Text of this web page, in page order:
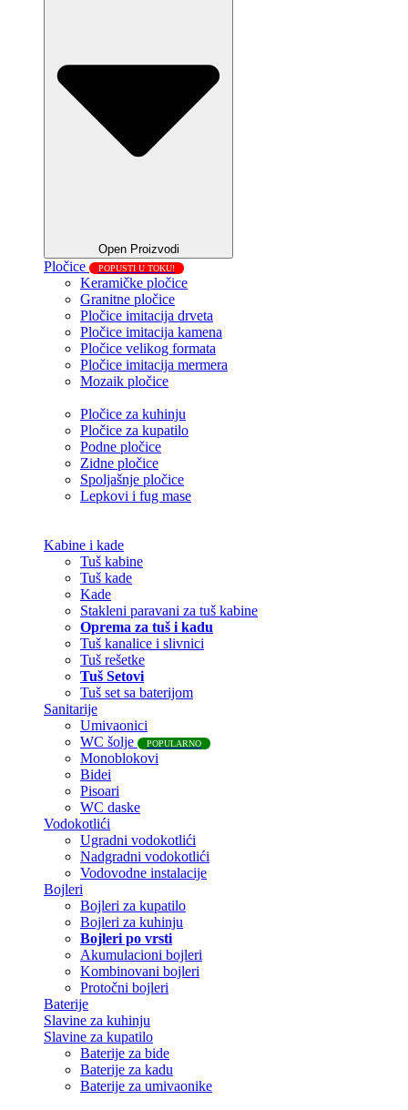
Open Proizvodi
Pločice POPUSTI U TOKU!
Keramičke pločice
Granitne pločice
Pločice imitacija drveta
Pločice imitacija kamena
Pločice velikog formata
Pločice imitacija mermera
Mozaik pločice
Pločice za kuhinju
Pločice za kupatilo
Podne pločice
Zidne pločice
Spoljašnje pločice
Lepkovi i fug mase
Kabine i kade
Tuš kabine
Tuš kade
Kade
Stakleni paravani za tuš kabine
Oprema za tuš i kadu
Tuš kanalice i slivnici
Tuš rešetke
Tuš Setovi
Tuš set sa baterijom
Sanitarije
Umivaonici
WC šolje
POPULARNO
Monoblokovi
Bidei
Pisoari
WC daske
Vodokotlići
Ugradni vodokotlići
Nadgradni vodokotlići
Vodovodne instalacije
Bojleri
Bojleri za kupatilo
Bojleri za kuhinju
Bojleri po vrsti
Akumulacioni bojleri
Kombinovani bojleri
Protočni bojleri
Baterije
Slavine za kuhinju
Slavine za kupatilo
Baterije za bide
Baterije za kadu
Baterije za umivaonike